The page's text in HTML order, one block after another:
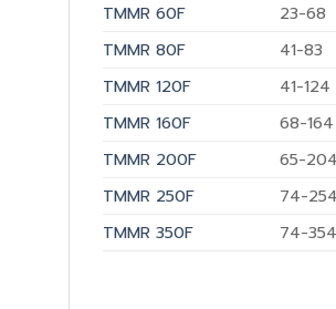
TMMR 60F
23-68
TMMR 80F
41-83
TMMR 120F
41-124
TMMR 160F
68-164
TMMR 200F
65-204
TMMR 250F
74-254
TMMR 350F
74-354